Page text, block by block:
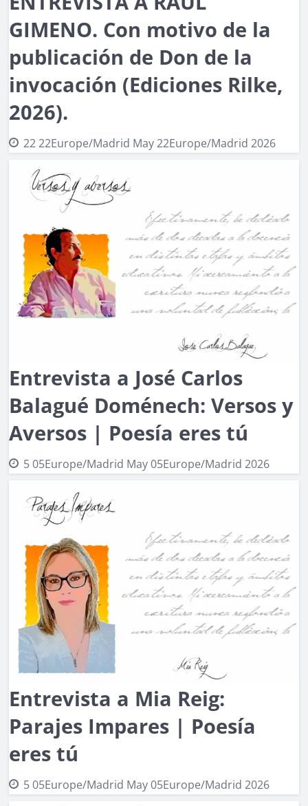
GIMENO. Con motivo de la
publicación de Don de la
invocación (Ediciones Rilke,
2026).
22 22Europe/Madrid May 22Europe/Madrid 2026
Entrevista a José Carlos
Balagué Doménech: Versos y
Aversos | Poesía eres tú
5 05Europe/Madrid May 05Europe/Madrid 2026
Entrevista a Mia Reig:
Parajes Impares | Poesía
eres tú
5 05Europe/Madrid May 05Europe/Madrid 2026